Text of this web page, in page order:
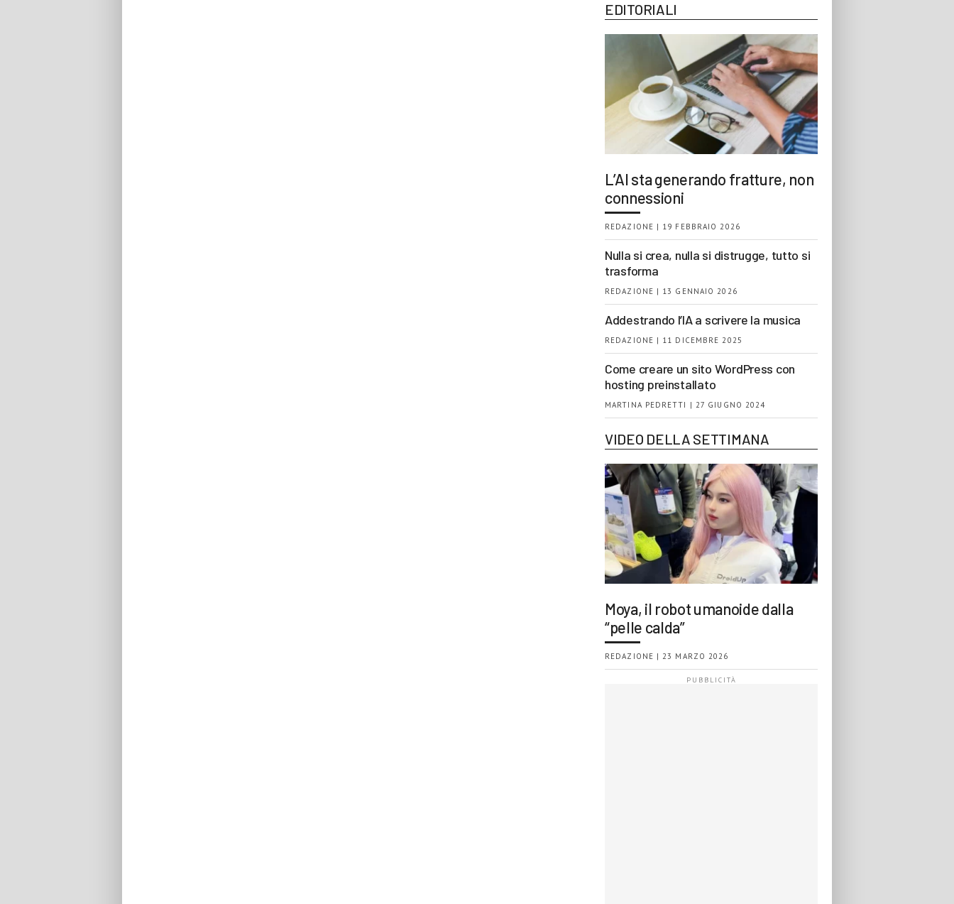
EDITORIALI
L’AI sta generando fratture, non
connessioni
REDAZIONE | 19 FEBBRAIO 2026
Nulla si crea, nulla si distrugge, tutto si
trasforma
REDAZIONE | 13 GENNAIO 2026
Addestrando l’IA a scrivere la musica
REDAZIONE | 11 DICEMBRE 2025
Come creare un sito WordPress con
hosting preinstallato
MARTINA PEDRETTI | 27 GIUGNO 2024
VIDEO DELLA SETTIMANA
Moya, il robot umanoide dalla
“pelle calda”
REDAZIONE | 23 MARZO 2026